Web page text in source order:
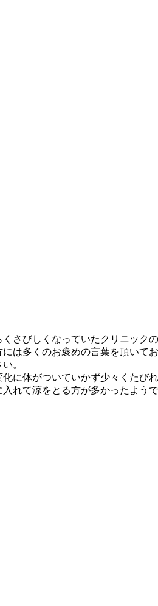
さびしくなっていたクリニック
は多くのお褒めの言葉を頂いてお
。
体がついていかず少々くたび
れて涼をとる方が多かったよう